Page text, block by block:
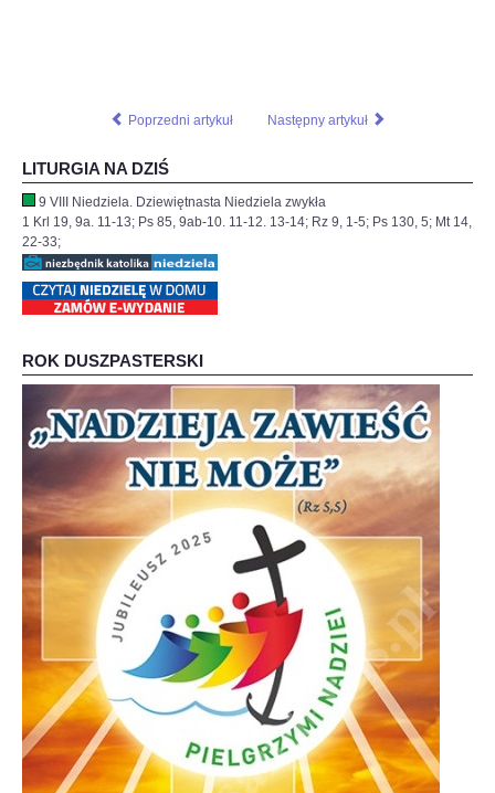
Poprzedni artykuł Następny artykuł
LITURGIA NA DZIŚ
9 VIII Niedziela. Dziewiętnasta Niedziela zwykła
1 Krl 19, 9a. 11-13; Ps 85, 9ab-10. 11-12. 13-14; Rz 9, 1-5; Ps 130, 5; Mt 14,
22-33;
ROK DUSZPASTERSKI